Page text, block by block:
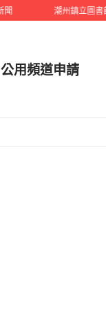
潮州鎮立圖書館樂
公用頻道申請